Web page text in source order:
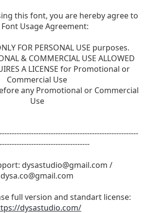
this font, you are hereby agree to
Usage Agreement:
FOR PERSONAL USE purposes.
& COMMERCIAL USE ALLOWED
A LICENSE for Promotional or
Commercial Use
any Promotional or Commercial
Use
dysastudio@gmail.com /
dysa.co@gmail.com
full version and standart license:
dysastudio.com/